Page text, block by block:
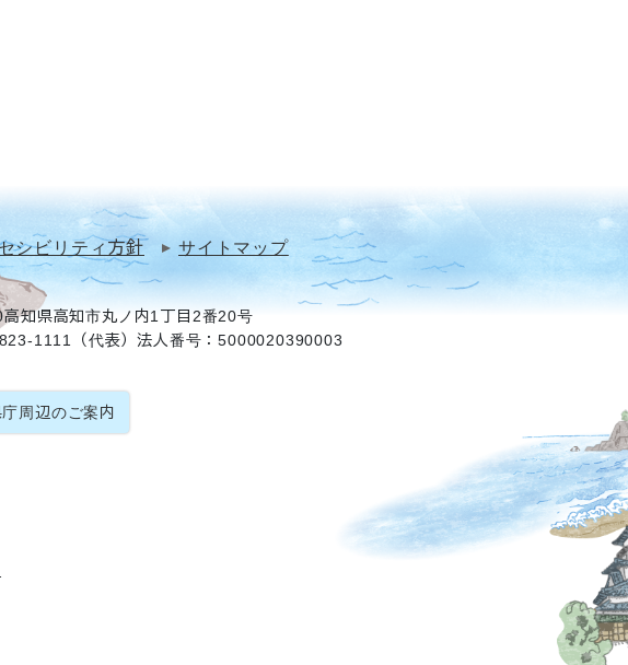
シビリティ方針 サイトマップ
高知県高知市丸ノ内1丁目2番20号
1111（代表）法人番号：5000020390003
庁周辺のご案内